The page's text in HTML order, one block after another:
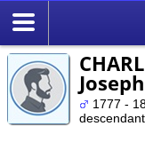
Joseph
1777 -